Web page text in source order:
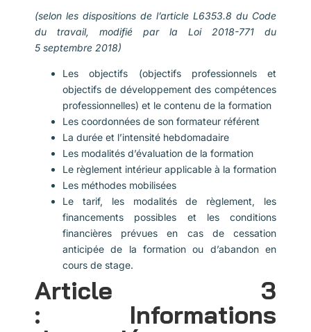
(selon les dispositions de l’article L6353.8 du Code
du travail, modifié par la Loi 2018-771 du
5 septembre 2018)
Les objectifs (objectifs professionnels et
objectifs de développement des compétences
professionnelles) et le contenu de la formation
Les coordonnées de son formateur référent
La durée et l’intensité hebdomadaire
Les modalités d’évaluation de la formation
Le règlement intérieur applicable à la formation
Les méthodes mobilisées
Le tarif, les modalités de règlement, les
financements possibles et les conditions
financières prévues en cas de cessation
anticipée de la formation ou d’abandon en
cours de stage.
Article 3
: Informations